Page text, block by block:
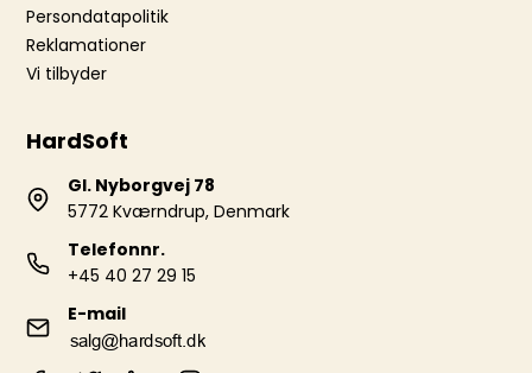
Persondatapolitik
Reklamationer
Vi tilbyder
HardSoft
Gl. Nyborgvej 78
5772 Kværndrup, Denmark
Telefonnr.
+45 40 27 29 15
E-mail